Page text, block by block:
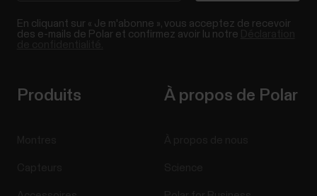
En cliquant sur « Je m'abonne », vous acceptez de recevoir
des e-mails de Polar et confirmez avoir lu notre
Produits À propos de Polar